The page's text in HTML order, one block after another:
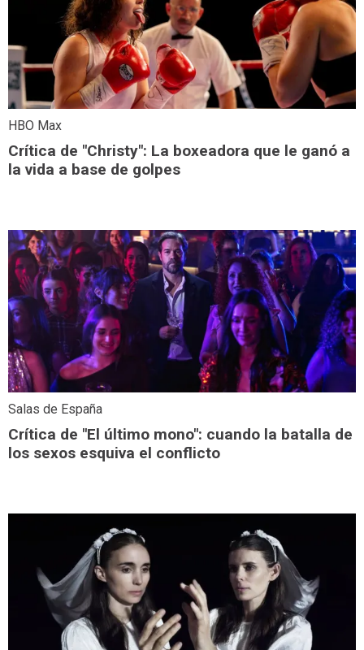
HBO Max
Crítica de "Christy": La boxeadora que le ganó a
la vida a base de golpes
Salas de España
Crítica de "El último mono": cuando la batalla de
los sexos esquiva el conflicto